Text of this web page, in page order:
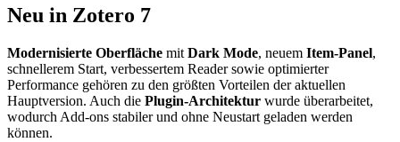
Neu in Zotero 7
Modernisierte Oberfläche mit Dark Mode, neuem Item-Panel,
schnellerem Start, verbessertem Reader sowie optimierter
Performance gehören zu den größten Vorteilen der aktuellen
Hauptversion. Auch die Plugin-Architektur wurde überarbeitet,
wodurch Add-ons stabiler und ohne Neustart geladen werden
können.